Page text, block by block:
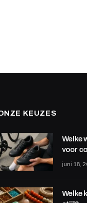
KEUZES
Welke
voor
juni 18,
Welke